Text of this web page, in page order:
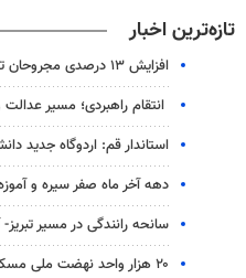
تازه‌ترین اخبار
افزایش ۱۳ درصدی مجروحان تصادفات جاده‌ای در ایام اربعین
انتقام راهبردی؛ مسیر
استاندار قم: اردوگاه جدید
دهه آخر ماه صفر سیره و
سانحه رانندگی در مسیر تبریز- آذرشهر ۲ کشته
۲۰ هزار واحد نهضت ملی مسکن در قم تا پایان سال تحویل داده می‌شود